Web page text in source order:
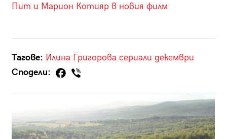
Пит и Марион Котияр в новия филм
Тагове: Илина Григорова сериали декември
Сподели: